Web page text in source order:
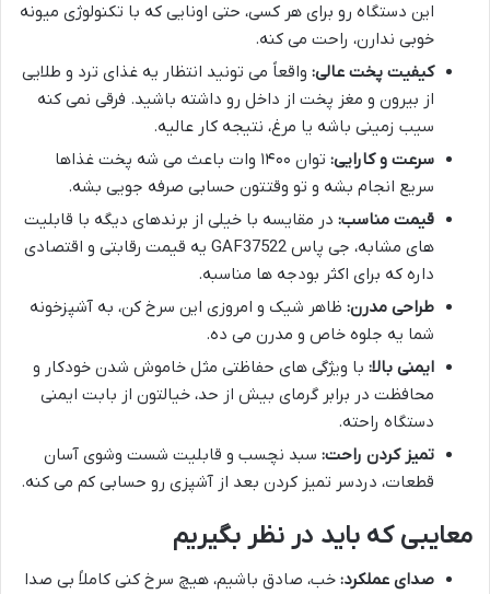
این دستگاه رو برای هر کسی، حتی اونایی که با تکنولوژی میونه
خوبی ندارن، راحت می کنه.
کیفیت پخت عالی: واقعاً می تونید انتظار یه غذای ترد و طلایی
از بیرون و مغز پخت از داخل رو داشته باشید. فرقی نمی کنه
سیب زمینی باشه یا مرغ، نتیجه کار عالیه.
سرعت و کارایی:
توان ۱۴۰۰ وات باعث می شه پخت غذاها
سریع انجام بشه و تو وقتتون حسابی صرفه جویی بشه.
قیمت مناسب: در مقایسه با خیلی از برندهای دیگه با قابلیت
های مشابه، جی پاس GAF37522 یه قیمت رقابتی و اقتصادی
داره که برای اکثر بودجه ها مناسبه.
طراحی مدرن: ظاهر شیک و امروزی این سرخ کن، به آشپزخونه
شما یه جلوه خاص و مدرن می ده.
ایمنی بالا: با ویژگی های حفاظتی مثل خاموش شدن خودکار و
محافظت در برابر گرمای بیش از حد، خیالتون از بابت ایمنی
دستگاه راحته.
تمیز کردن راحت: سبد نچسب و قابلیت شست وشوی آسان
قطعات، دردسر تمیز کردن بعد از آشپزی رو حسابی کم می کنه.
معایبی که باید در نظر بگیریم
صدای عملکرد: خب، صادق باشیم، هیچ سرخ کنی کاملاً بی صدا